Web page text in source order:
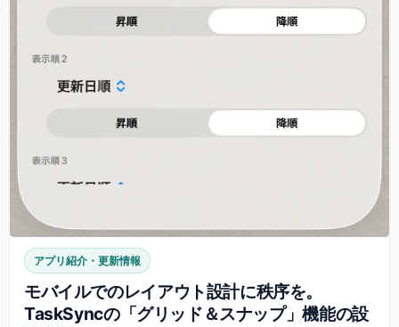
アプリ紹介・更新情報
モバイルでのレイアウト設計に秩序を。
TaskSyncの「グリッド＆スナップ」機能の設